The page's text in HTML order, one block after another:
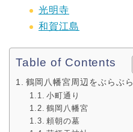
光明寺
和賀江島
Table of Contents
鶴岡八幡宮周辺をぶらぶら
小町通り
鶴岡八幡宮
頼朝の墓